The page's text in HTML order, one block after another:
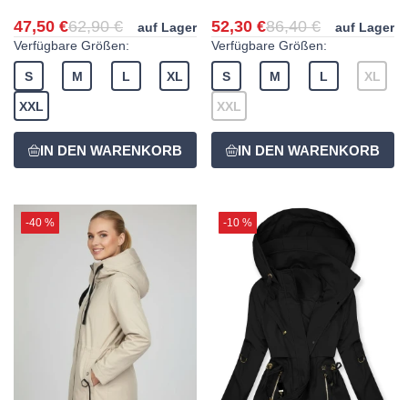
47,50 €62,90 €
auf Lager
Verfügbare Größen:
S M L XL
XXL
52,30 €86,40 €
auf Lager
Verfügbare Größen:
S M L XL
XXL
-40 % -10 %